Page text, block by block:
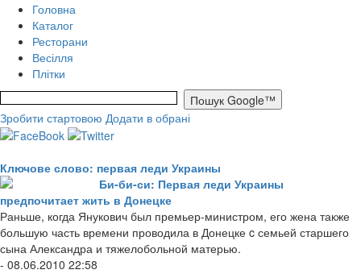
Головна
Каталог
Ресторани
Весілля
Плітки
Зробити стартовою Додати в обрані
Ключове слово: первая леди Украины
Би-би-си: Первая леди Украины
предпочитает жить в Донецке
Раньше, когда Янукович был премьер-министром, его жена также
большую часть времени проводила в Донецке c семьей старшего
сына Александра и тяжелобольной матерью.
- 08.06.2010 22:58